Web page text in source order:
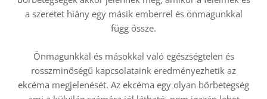
a szeretet hiány egy másik emberrel és önmagunkkal
függ össze.
Önmagunkkal és másokkal való egészségtelen és
rosszminőségű kapcsolataink eredményezhetik az
ekcéma megjelenését. Az ekcéma egy olyan bőrbetegség